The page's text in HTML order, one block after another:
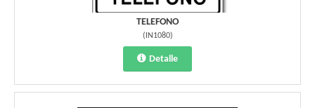
TELEFONO
( IN1080)
Detalle